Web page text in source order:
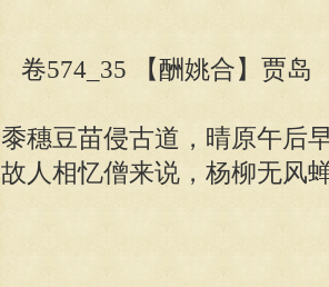
卷574_35 【酬姚合】贾岛
黍穗豆苗侵古道，晴原午后
故人相忆僧来说，杨柳无风